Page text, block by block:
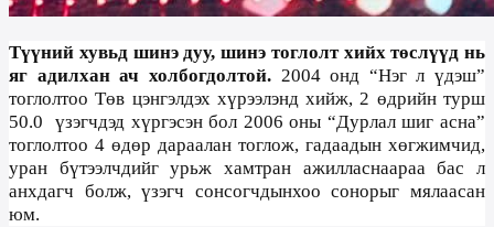
Түүний хувьд шинэ дуу, шинэ тоглолт хийх төслүүд нь
яг адилхан ач холбогдолтой.2004 онд “Нэг л үдэш”
тоглолтоо Төв цэнгэлдэх хүрээлэнд хийж, 2 өдрийн турш
50.0
үзэгчдэд хүргэсэн бол 2006 оны “Дурлал шиг асна”
тоглолтоо 4 өдөр дараалан тоглож, гадаадын хөгжимчид,
уран бүтээлчдийг урьж хамтран ажилласнаараа бас л
анхдагч болж, үзэгч сонсогчдынхоо сонорыг мялаасан
юм.